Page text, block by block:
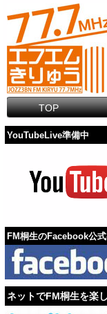
TOP
YouTubeLive準備中
FM桐生のFacebook公
ネットでFM桐生を楽